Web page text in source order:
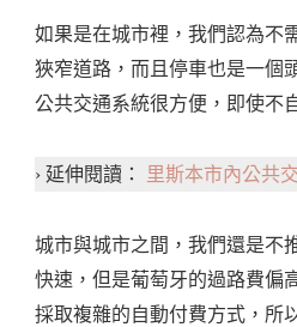
如果是在城市裡，我們認為不
狹窄道路，而且停車也是一個
公共交通系統很方便，即使不
› 延伸閱讀： 里斯本市內公共
城市與城市之間，我們還是不
快速，但是葡萄牙的過路費偏
採取複雜的自動付費方式，所